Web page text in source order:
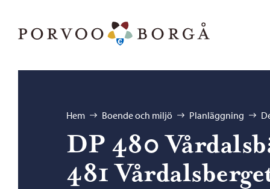
Bläddra:
Hem Boende och miljö Planläggning
DP 480
481